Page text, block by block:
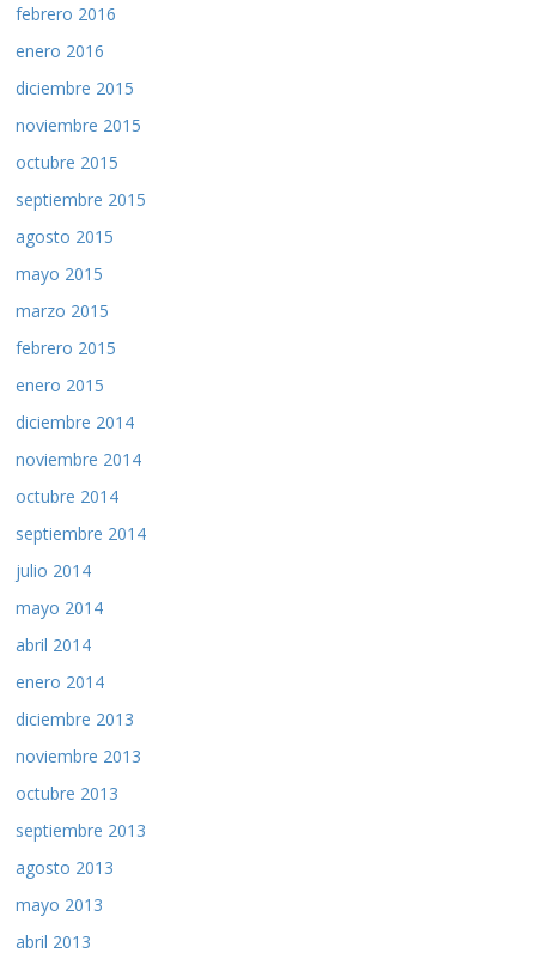
febrero 2016
enero 2016
diciembre 2015
noviembre 2015
octubre 2015
septiembre 2015
agosto 2015
mayo 2015
marzo 2015
febrero 2015
enero 2015
diciembre 2014
noviembre 2014
octubre 2014
septiembre 2014
julio 2014
mayo 2014
abril 2014
enero 2014
diciembre 2013
noviembre 2013
octubre 2013
septiembre 2013
agosto 2013
mayo 2013
abril 2013